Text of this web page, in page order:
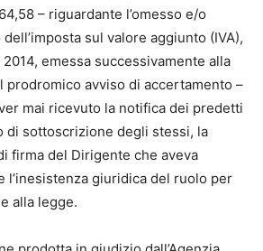
– riguardante l’omesso e/o
sul valore aggiunto (IVA),
2014, emessa successivamente alla
prodromico avviso di accertamento –
mai ricevuto la notifica dei predetti
di sottoscrizione degli stessi, la
firma del Dirigente che aveva
l’inesistenza giuridica del ruolo per
alla legge.